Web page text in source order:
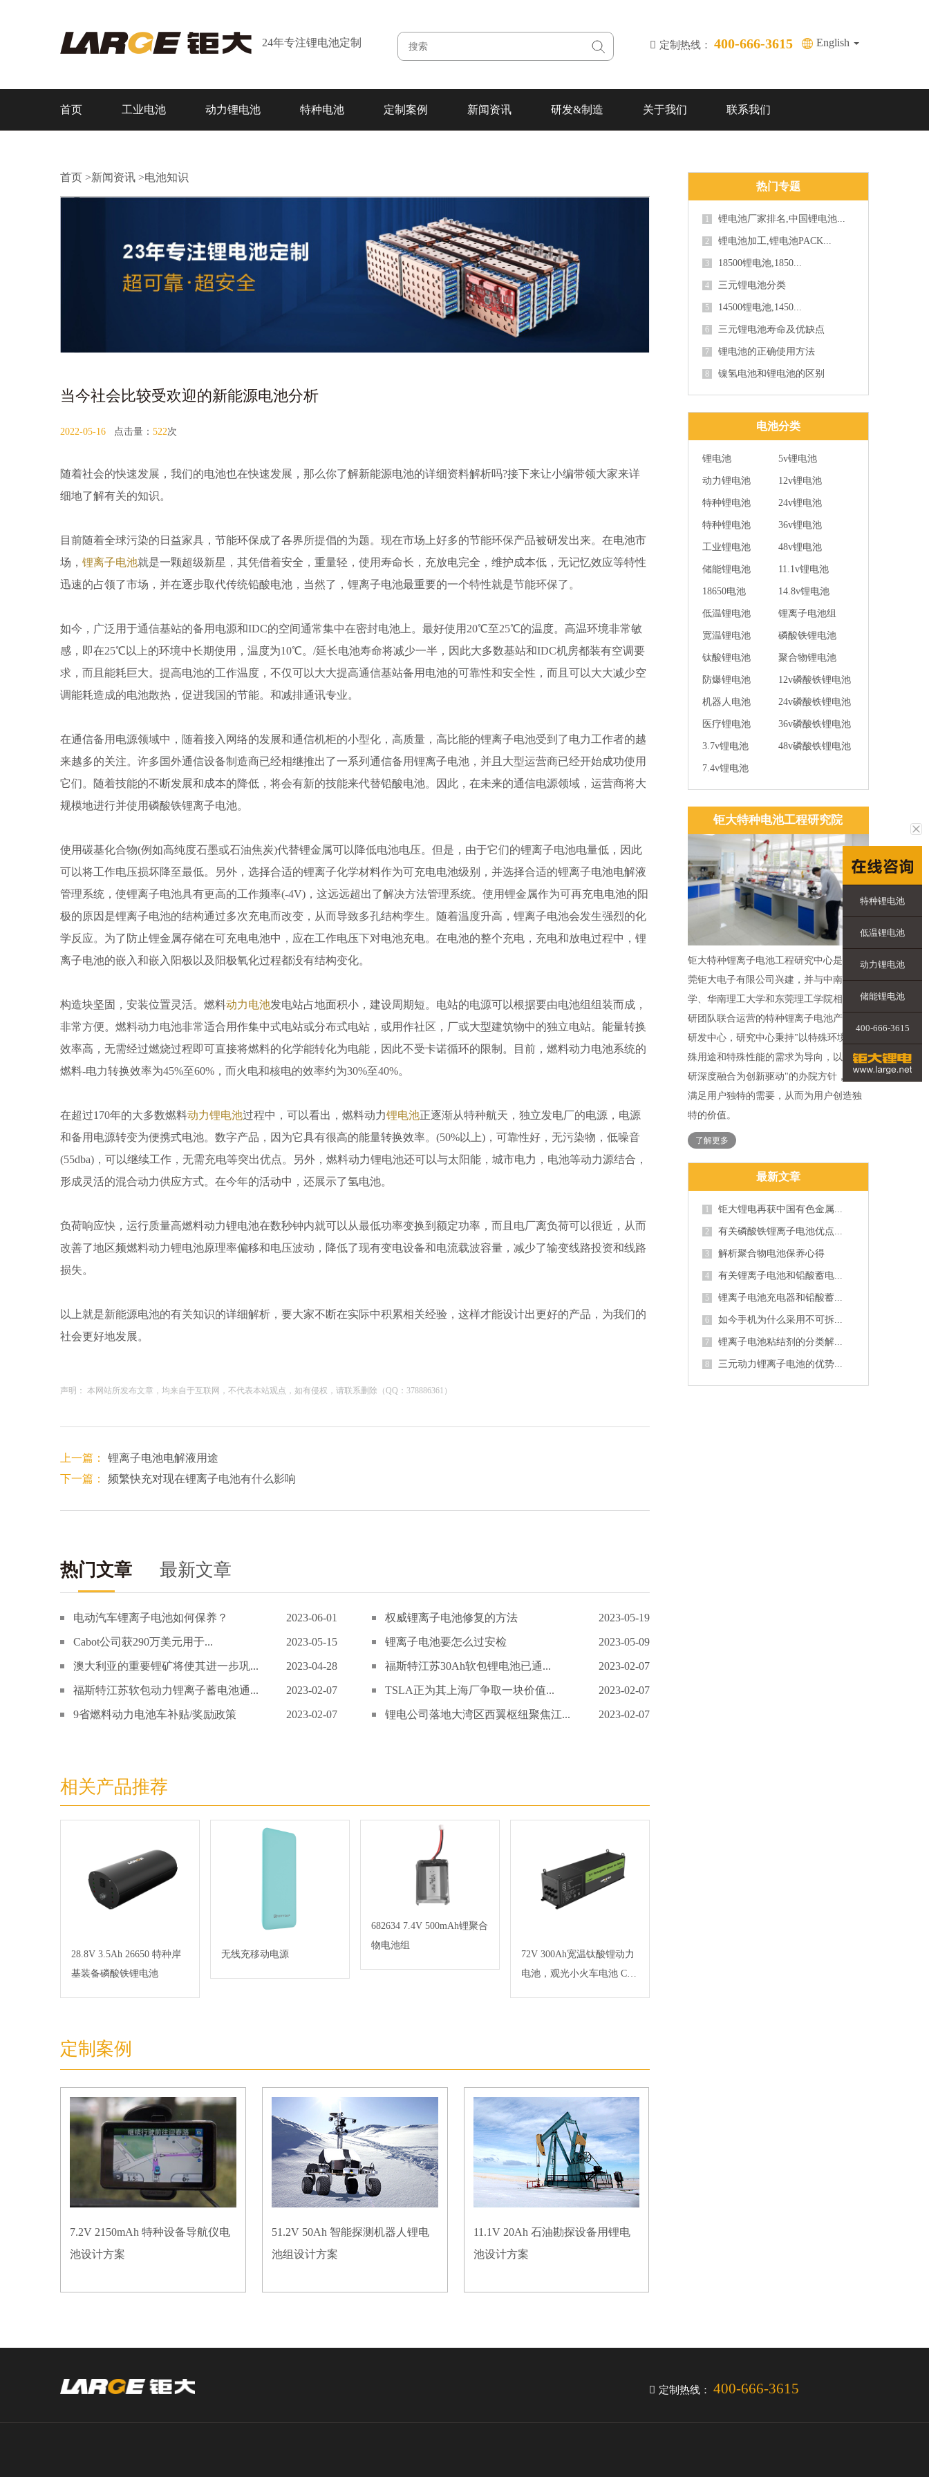
24年专注锂电池定制 定制热线： 400-666-3615 English
首页 工业电池 动力锂电池 特种电池 定制案例 新闻资讯 研发&制造 关于我们 联系我们
首页 >新闻资讯 >电池知识
当今社会比较受欢迎的新能源电池分析
2022-05-16 点击量： 522次
随着社会的快速发展，我们的电池也在快速发展，那么你了解新能源电池的详细资料解析吗?接下来让小编带领大家来详
细地了解有关的知识。
目前随着全球污染的日益家具，节能环保成了各界所提倡的为题。现在市场上好多的节能环保产品被研发出来。在电池市
场， 锂离子电池就是一颗超级新星，其凭借着安全，重量轻，使用寿命长，充放电完全，维护成本低，无记忆效应等特性
迅速的占领了市场，并在逐步取代传统铅酸电池，当然了，锂离子电池最重要的一个特性就是节能环保了。
如今，广泛用于通信基站的备用电源和IDC的空间通常集中在密封电池上。最好使用20℃至25℃的温度。高温环境非常敏
感，即在25℃以上的环境中长期使用，温度为10℃。/延长电池寿命将减少一半，因此大多数基站和IDC机房都装有空调要
求，而且能耗巨大。提高电池的工作温度，不仅可以大大提高通信基站备用电池的可靠性和安全性，而且可以大大减少空
调能耗造成的电池散热，促进我国的节能。和减排通讯专业。
在通信备用电源领域中，随着接入网络的发展和通信机柜的小型化，高质量，高比能的锂离子电池受到了电力工作者的越
来越多的关注。许多国外通信设备制造商已经相继推出了一系列通信备用锂离子电池，并且大型运营商已经开始成功使用
它们。随着技能的不断发展和成本的降低，将会有新的技能来代替铅酸电池。因此，在未来的通信电源领域，运营商将大
规模地进行并使用磷酸铁锂离子电池。
使用碳基化合物(例如高纯度石墨或石油焦炭)代替锂金属可以降低电池电压。但是，由于它们的锂离子电池电量低，因此
可以将工作电压损坏降至最低。另外，选择合适的锂离子化学材料作为可充电电池级别，并选择合适的锂离子电池电解液
管理系统，使锂离子电池具有更高的工作频率(-4V)，这远远超出了解决方法管理系统。使用锂金属作为可再充电电池的阳
极的原因是锂离子电池的结构通过多次充电而改变，从而导致多孔结构孪生。随着温度升高，锂离子电池会发生强烈的化
学反应。为了防止锂金属存储在可充电电池中，应在工作电压下对电池充电。在电池的整个充电，充电和放电过程中，锂
离子电池的嵌入和嵌入阳极以及阳极氧化过程都没有结构变化。
构造块坚固，安装位置灵活。燃料动力电池发电站占地面积小，建设周期短。电站的电源可以根据要由电池组组装而成，
非常方便。燃料动力电池非常适合用作集中式电站或分布式电站，或用作社区，厂或大型建筑物中的独立电站。能量转换
效率高，无需经过燃烧过程即可直接将燃料的化学能转化为电能，因此不受卡诺循环的限制。目前，燃料动力电池系统的
燃料-电力转换效率为45%至60%，而火电和核电的效率约为30%至40%。
在超过170年的大多数燃料动力锂电池过程中，可以看出，燃料动力锂电池正逐渐从特种航天，独立发电厂的电源，电源
和备用电源转变为便携式电池。数字产品，因为它具有很高的能量转换效率。(50%以上)，可靠性好，无污染物，低噪音
(55dba)，可以继续工作，无需充电等突出优点。另外，燃料动力锂电池还可以与太阳能，城市电力，电池等动力源结合，
形成灵活的混合动力供应方式。在今年的活动中，还展示了氢电池。
负荷响应快，运行质量高燃料动力锂电池在数秒钟内就可以从最低功率变换到额定功率，而且电厂离负荷可以很近，从而
改善了地区频燃料动力锂电池原理率偏移和电压波动，降低了现有变电设备和电流载波容量，减少了输变线路投资和线路
损失。
以上就是新能源电池的有关知识的详细解析，要大家不断在实际中积累相关经验，这样才能设计出更好的产品，为我们的
社会更好地发展。
声明： 本网站所发布文章，均来自于互联网，不代表本站观点，如有侵权，请联系删除（QQ：378886361）
上一篇：
锂离子电池电解液用途
下一篇：
频繁快充对现在锂离子电池有什么影响
热门文章 最新文章
电动汽车锂离子电池如何保养？ 2023-06-01 权威锂离子电池修复的方法 2023-05-19
Cabot公司获290万美元用于... 2023-05-15 锂离子电池要怎么过安检 2023-05-09
澳大利亚的重要锂矿将使其进一步巩... 2023-04-28 福斯特江苏30Ah软包锂电池已通... 2023-02-07
福斯特江苏软包动力锂离子蓄电池通... 2023-02-07 TSLA正为其上海厂争取一块价值... 2023-02-07
9省燃料动力电池车补贴/奖励政策 2023-02-07 锂电公司落地大湾区西翼枢纽聚焦江... 2023-02-07
相关产品推荐
28.8V 3.5Ah 26650 特种岸
基装备磷酸铁锂电池
无线充移动电源
682634 7.4V 500mAh锂聚合
物电池组
72V 300Ah宽温钛酸锂动力
电池，观光小火车电池 Can
定制案例
7.2V 2150mAh 特种设备导航仪电
池设计方案
51.2V 50Ah 智能探测机器人锂电
池组设计方案
11.1V 20Ah 石油勘探设备用锂电
池设计方案
热门专题
1 锂电池厂家排名,中国锂电池...
2 锂电池加工,锂电池PACK...
3 18500锂电池,1850...
4 三元锂电池分类
5 14500锂电池,1450...
6 三元锂电池寿命及优缺点
7 锂电池的正确使用方法
8 镍氢电池和锂电池的区别
电池分类
锂电池 5v锂电池
动力锂电池 12v锂电池
特种锂电池 24v锂电池
特种锂电池 36v锂电池
工业锂电池 48v锂电池
储能锂电池 11.1v锂电池
18650电池 14.8v锂电池
低温锂电池 锂离子电池组
宽温锂电池 磷酸铁锂电池
钛酸锂电池 聚合物锂电池
防爆锂电池 12v磷酸铁锂电池
机器人电池 24v磷酸铁锂电池
医疗锂电池 36v磷酸铁锂电池
3.7v锂电池 48v磷酸铁锂电池
7.4v锂电池
钜大特种电池工程研究院
钜大特种锂离子电池工程研究中心是由东
莞钜大电子有限公司兴建，并与中南大
学、华南理工大学和东莞理工学院相关科
研团队联合运营的特种锂离子电池产业化
研发中心，研究中心秉持"以特殊环境、特
殊用途和特殊性能的需求为导向，以产学
研深度融合为创新驱动"的办院方针，力求
满足用户独特的需要，从而为用户创造独
特的价值。
了解更多
最新文章
1 钜大锂电再获中国有色金属...
2 有关磷酸铁锂离子电池优点...
3 解析聚合物电池保养心得
4 有关锂离子电池和铅酸蓄电...
5 锂离子电池充电器和铅酸蓄...
6 如今手机为什么采用不可拆...
7 锂离子电池粘结剂的分类解...
8 三元动力锂离子电池的优势...
定制热线： 400-666-3615
特种锂电池
低温锂电池
动力锂电池
储能锂电池
400-666-3615